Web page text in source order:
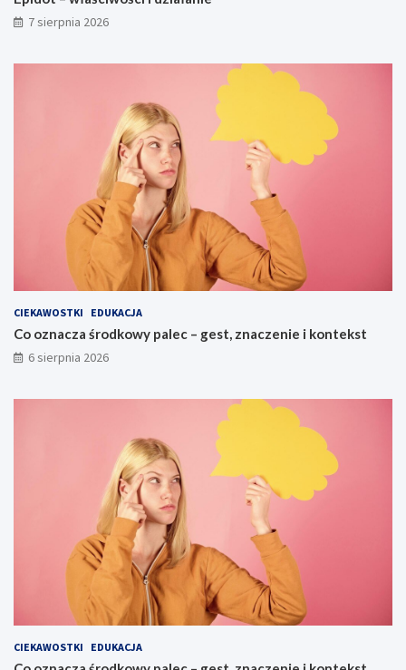
7 sierpnia 2026
CIEKAWOSTKI EDUKACJA
Co oznacza środkowy palec – gest, znaczenie i kontekst
6 sierpnia 2026
CIEKAWOSTKI EDUKACJA